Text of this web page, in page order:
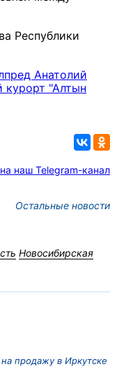
Республики
Анатолий
курорт "Алтын
наш Telegram-канал
Остальные новости
Новосибирская
продажу в Иркутске